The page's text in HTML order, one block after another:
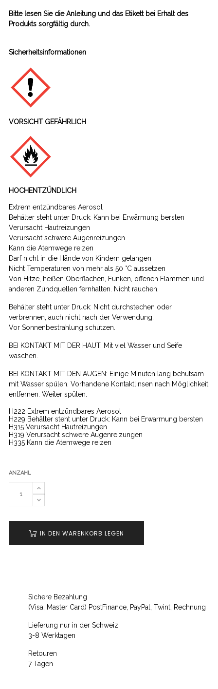
Bitte lesen Sie die Anleitung und das Etikett bei Erhalt des
Produkts sorgfältig durch.
Sicherheitsinformationen
VORSICHT GEFÄHRLICH
HOCHENTZÜNDLICH
Extrem entzündbares Aerosol
Behälter steht unter Druck: Kann bei Erwärmung bersten
Verursacht Hautreizungen
Verursacht schwere Augenreizungen
Kann die Atemwege reizen
Darf nicht in die Hände von Kindern gelangen
Nicht Temperaturen von mehr als 50 °C aussetzen
Von Hitze, heißen Oberflächen, Funken, offenen Flammen und
anderen Zündquellen fernhalten. Nicht rauchen.
Behälter steht unter Druck: Nicht durchstechen oder
verbrennen, auch nicht nach der Verwendung.
Vor Sonnenbestrahlung schützen.
BEI KONTAKT MIT DER HAUT: Mit viel Wasser und Seife
waschen.
BEI KONTAKT MIT DEN AUGEN: Einige Minuten lang behutsam
mit Wasser spülen. Vorhandene Kontaktlinsen nach Möglichkeit
entfernen. Weiter spülen.
H222 Extrem entzündbares Aerosol
H229 Behälter steht unter Druck: Kann bei Erwärmung bersten
H315 Verursacht Hautreizungen
H319 Verursacht schwere Augenreizungen
H335 Kann die Atemwege reizen
ANZAHL
IN DEN WARENKORB LEGEN
Sichere Bezahlung
(Visa, Master Card) PostFinance, PayPal, Twint, Rechnung
Lieferung nur in der Schweiz
3-8 Werktagen
Retouren
7 Tagen